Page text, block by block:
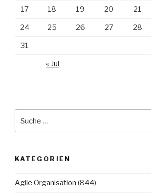
17 18 19 20 21
24 25 26 27 28
31
« Jul
KATEGORIEN
Agile Organisation (844)